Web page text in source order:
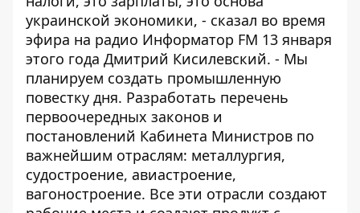
украинской экономики, - сказал во время
эфира на радио Информатор FM 13 января
этого года Дмитрий Кисилевский. - Мы
планируем создать промышленную
повестку дня. Разработать перечень
первоочередных законов и
постановлений Кабинета Министров по
важнейшим отраслям: металлургия,
судостроение, авиастроение,
вагоностроение. Все эти отрасли создают